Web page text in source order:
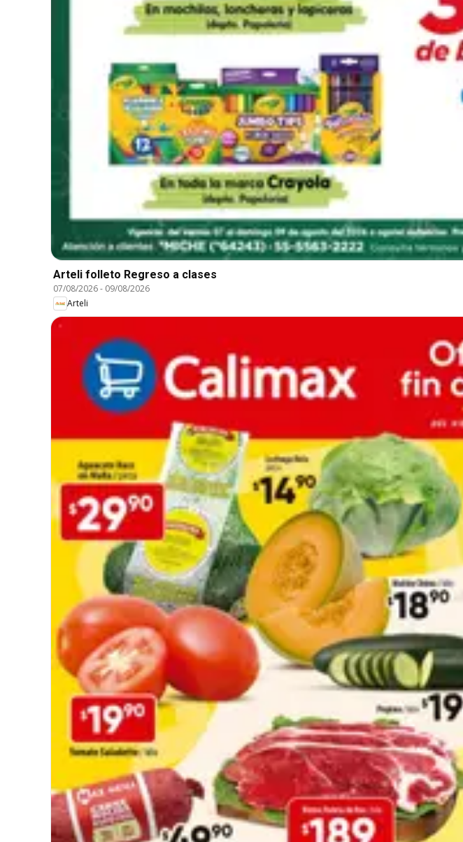
Arteli folleto Regreso a clases
07/08/2026- 09/08/2026
Arteli